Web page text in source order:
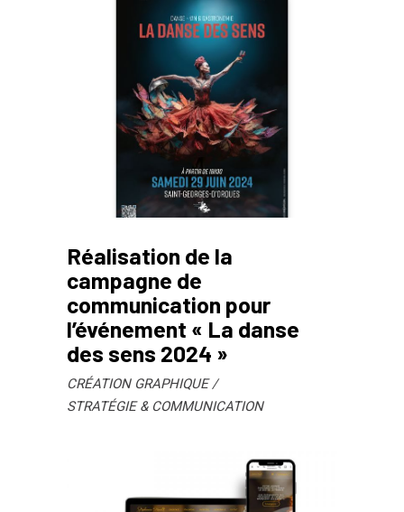
Réalisation de la
campagne de
communication pour
l’événement « La danse
des sens 2024 »
CRÉATION GRAPHIQUE
STRATÉGIE & COMMUNICATION